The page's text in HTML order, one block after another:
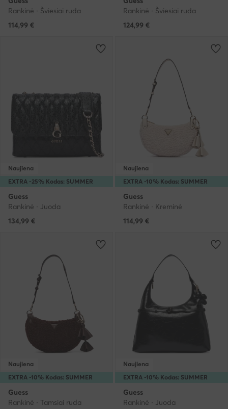
Rankinė · Šviesiai ruda
114,99 €
Rankinė · Šviesiai ruda
124,99 €
EXTRA -25% Kodas: SUMMER
Naujiena
Guess
Rankinė · Juoda
134,99 €
EXTRA -10% Kodas: SUMMER
Naujiena
Guess
Rankinė · Kreminė
114,99 €
EXTRA -10% Kodas: SUMMER
Naujiena
Guess
Rankinė · Tamsiai ruda
EXTRA -10% Kodas: SUMMER
Naujiena
Guess
Rankinė · Juoda